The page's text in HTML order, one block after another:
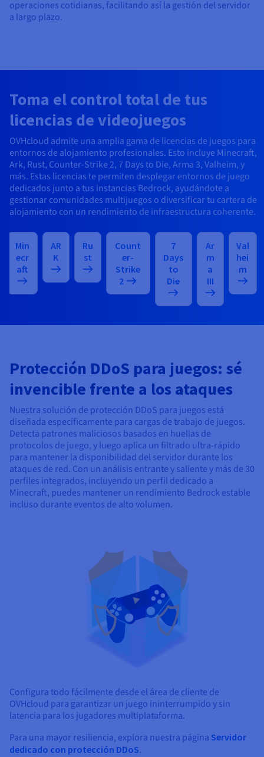
operaciones cotidianas, facilitando así la gestión del servidor
a largo plazo.
Toma el control total de tus
licencias de videojuegos
OVHcloud admite una amplia gama de licencias de juegos para
entornos de alojamiento profesionales. Esto incluye Minecraft,
Ark, Rust, Counter-Strike 2, 7 Days to Die, Arma 3, Valheim, y
más. Estas licencias te permiten desplegar entornos de juego
dedicados junto a tus instancias Bedrock, ayudándote a
gestionar comunidades multijuegos o diversificar tu cartera de
alojamiento con un rendimiento de infraestructura coherente.
Min
ecr
aft
AR
K
Ru
st
Count
er-
Strike
2
7
Days
to
Die
Ar
m
a
III
Val
hei
m
Protección DDoS para juegos: sé
invencible frente a los ataques
Nuestra solución de protección DDoS para juegos está
diseñada específicamente para cargas de trabajo de juegos.
Detecta patrones maliciosos basados en huellas de
protocolos de juego, y luego aplica un filtrado ultra-rápido
para mantener la disponibilidad del servidor durante los
ataques de red. Con un análisis entrante y saliente y más de 30
perfiles integrados, incluyendo un perfil dedicado a
Minecraft, puedes mantener un rendimiento Bedrock estable
incluso durante eventos de alto volumen.
Configura todo fácilmente desde el área de cliente de
OVHcloud para garantizar un juego ininterrumpido y sin
latencia para los jugadores multiplataforma.
Para una mayor resiliencia, explora nuestra página Servidor
dedicado con protección DDoS.